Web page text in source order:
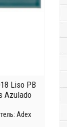
Liso PB
Azulado
Adex